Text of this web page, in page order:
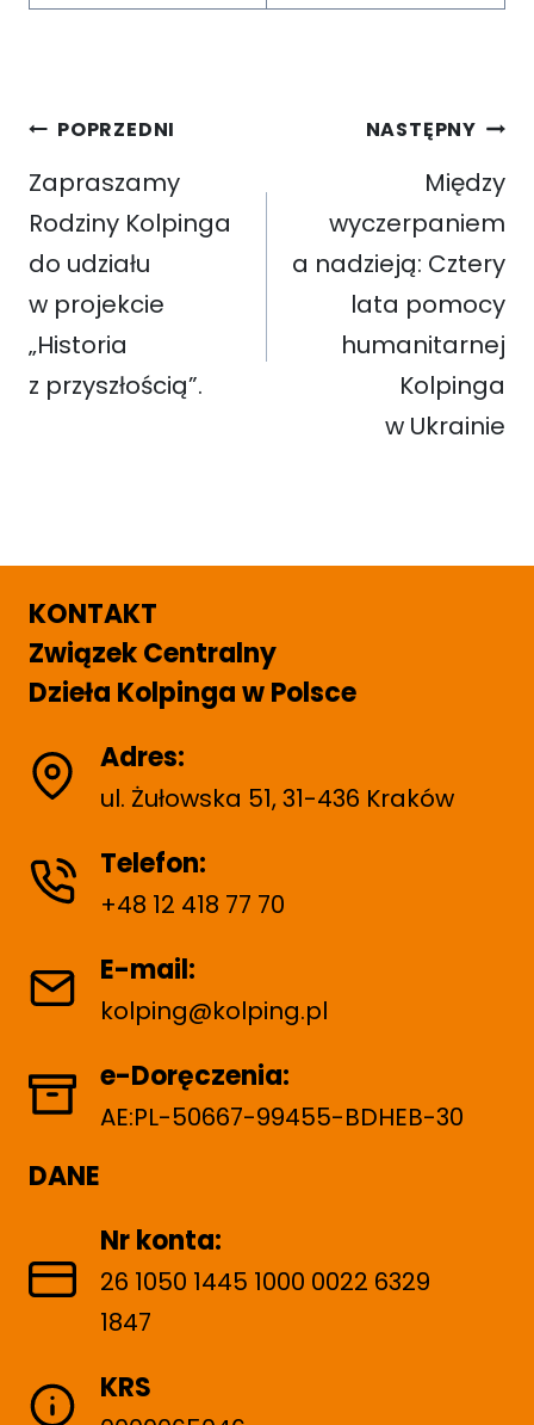
Nawigacja
wpisu
POPRZEDNI
Zapraszamy
Rodziny Kolpinga
do udziału
w projekcie
„Historia
z przyszłością”.
NASTĘPNY
Między
wyczerpaniem
a nadzieją: Cztery
lata pomocy
humanitarnej
Kolpinga
w Ukrainie
KONTAKT
Związek Centralny
Dzieła Kolpinga w Polsce
Adres:
ul. Żułowska 51, 31-436 Kraków
Telefon:
+48 12 418 77 70
E-mail:
kolping@kolping.pl
e-Doręczenia:
AE:PL-50667-99455-BDHEB-30
DANE
Nr konta:
26 1050 1445 1000 0022 6329
1847
KRS